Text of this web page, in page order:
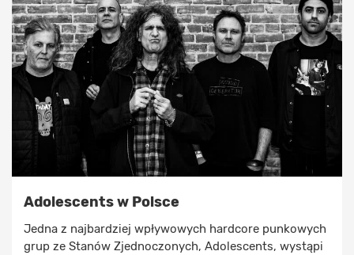
Adolescents w Polsce
Jedna z najbardziej wpływowych hardcore punkowych
grup ze Stanów Zjednoczonych, Adolescents, wystąpi